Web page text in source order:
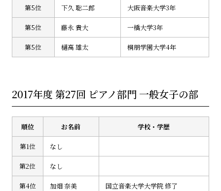
第5位 下久 聡二郎 大阪音楽大学3年
第5位 藤永 貴大 一橋大学3年
第5位 樋高 雄太 桐朋学園大学4年
2017年度 第27回 ピアノ部門 一般女子の部
順位 お名前 学校・学歴
第1位 なし
第2位 なし
第4位 加畑 奈美 国立音楽大学大学院 修了